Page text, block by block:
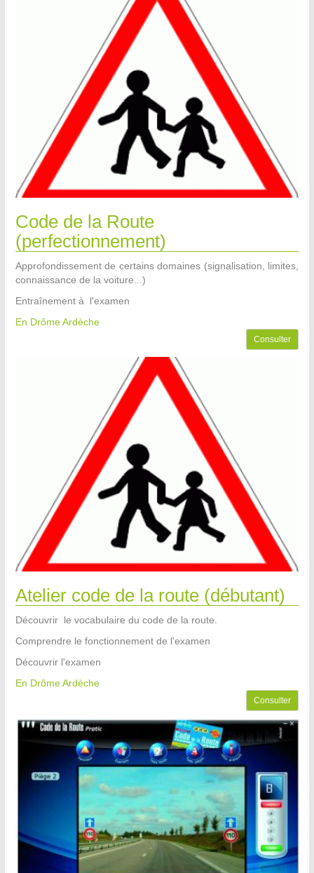
Code de la Route
(perfectionnement)
Approfondissement de certains domaines (signalisation, limites,
connaissance de la voiture...)
Entraînement à l'examen
En Drôme Ardèche
Consulter
Atelier code de la route (débutant)
Découvrir le vocabulaire du code de la route.
Comprendre le fonctionnement de l'examen
Découvrir l'examen
En Drôme Ardèche
Consulter